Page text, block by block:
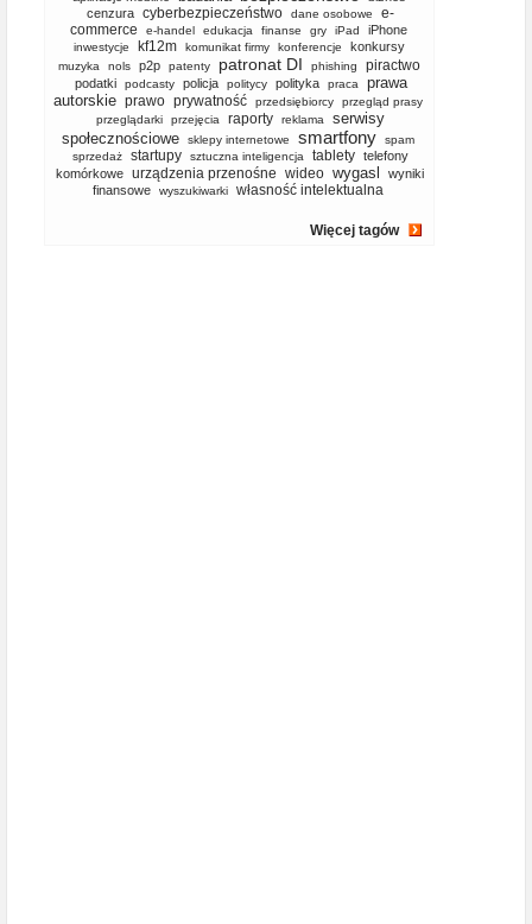
cenzura cyberbezpieczeństwo dane osobowe
e-
commerce
e-handel edukacja finanse gry iPad iPhone
inwestycje kf12m komunikat firmy konferencje konkursy
muzyka nols p2p patenty patronat DI phishing piractwo
podatki podcasty policja politycy polityka praca
prawa
autorskie prawo prywatność przedsiębiorcy
przegląd prasy
przeglądarki
przejęcia raporty reklama
serwisy
społecznościowe
sklepy internetowe smartfony
spam
sprzedaż
startupy sztuczna inteligencja tablety telefony
komórkowe
urządzenia przenośne wideo wygasl
wyniki
finansowe
wyszukiwarki własność intelektualna
Więcej tagów